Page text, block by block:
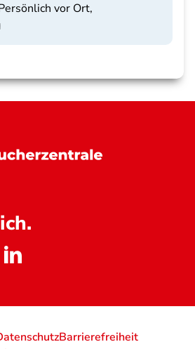
vor Ort,
Barrierefreiheit